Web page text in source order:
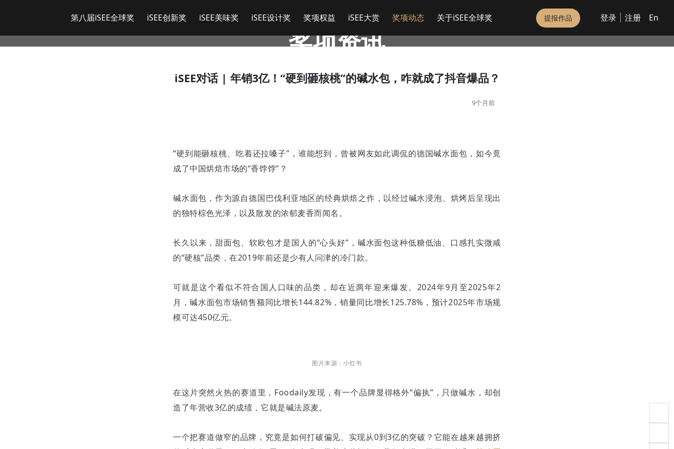
第八届iSEE全球奖 iSEE创新奖 iSEE美味奖 iSEE设计奖 奖项权益 iSEE大赏 奖项动态 关于iSEE全球奖 提报作品 登录 注册 En
奖项资讯
iSEE对话 | 年销3亿！“硬到砸核桃”的碱水包，咋就成了抖音爆品？
9个月前
“硬到能砸核桃、吃着还拉嗓子” ，谁能想到，曾被网友如此调侃的德国碱水面包，如今竟
成了中国烘焙市场的“香饽饽” ？
碱水面包，作为源自德国巴伐利亚地区的经典烘焙之作，以经过碱水浸泡、烘烤后呈现出
的独特棕色光泽，以及散发的浓郁麦香而闻名。
长久以来，甜面包、软欧包才是国人的“心头好” ，碱水面包这种低糖低油、口感扎实微咸
的“硬核”品类，在2019年前还是少有人问津的冷门款。
可就是这个看似不符合国人口味的品类，却在近两年迎来爆发。 2024年9月至2025年2
月，碱水面包市场销售额同比增长144.82% ，销量同比增长125.78% ，预计2025年市场规
模可达450亿元。
图片来源：小红书
在这片突然火热的赛道里， Foodaily发现，有一个品牌显得格外“偏执” ，只做碱水，却创
造了年营收3亿的成绩，它就是碱法原麦。
一个把赛道做窄的品牌，究竟是如何打破偏见、实现从0到3亿的突破？它能在越来越拥挤